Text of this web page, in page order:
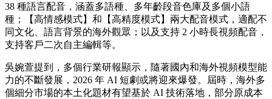
38 種語言配音，涵蓋多語種、多年齡段音色庫及多個小語
種；【高情感模式】和【高精度模式】兩大配音模式，適配不
同文化、語言背景的海外觀眾；以及支持 2 小時長視頻配音，
支持客戶二次自主編輯等。
吳婉萱提到，多個行業研報顯示，隨著國內和海外視頻模型能
力的不斷發展，2026 年 AI 短劇或將迎來爆發。屆時，海外多
個細分市場的本土化題材有望基於 AI 技術落地，部分原成本